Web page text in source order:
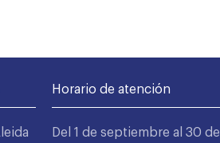
Horario de atención
Del 1 de septiembre al 30 de